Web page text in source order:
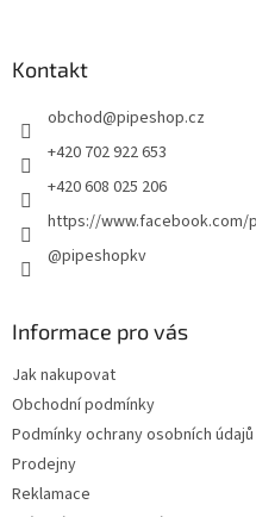
Kontakt
obchod@pipeshop.cz
+420 702 922 653
+420 608 025 206
https://www.facebook.com/
@pipeshopkv
Informace pro vás
Jak nakupovat
Obchodní podmínky
Podmínky ochrany osobních údajů
Prodejny
Reklamace